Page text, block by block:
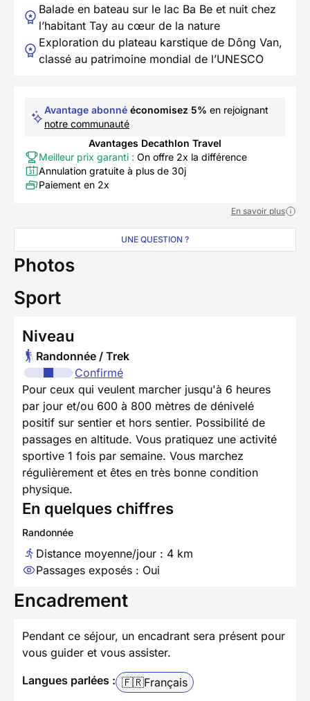
Balade en bateau sur le lac Ba Be et nuit chez
l’habitant Tay au cœur de la nature
Exploration du plateau karstique de Dông Van,
classé au patrimoine mondial de l’UNESCO
Avantage abonné économisez 5% en rejoignant
notre communauté
Avantages Decathlon Travel
Meilleur prix garanti : On offre 2x la différence
Annulation gratuite à plus de 30j
Paiement en 2x
En savoir plus
UNE QUESTION ?
Photos
Sport
Niveau
Randonnée / Trek
Confirmé
Pour ceux qui veulent marcher jusqu'à 6 heures
par jour et/ou 600 à 800 mètres de dénivelé
positif sur sentier et hors sentier. Possibilité de
passages en altitude. Vous pratiquez une activité
sportive 1 fois par semaine. Vous marchez
régulièrement et êtes en très bonne condition
physique.
En quelques chiffres
Randonnée
Distance moyenne/jour : 4 km
Passages exposés : Oui
Encadrement
Pendant ce séjour, un encadrant sera présent pour
vous guider et vous assister.
Langues parlées : 🇫🇷Français